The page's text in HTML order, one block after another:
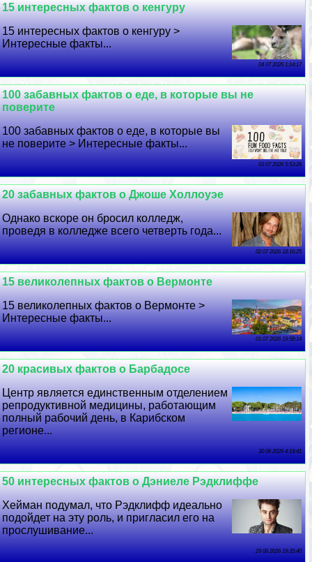
15 интересных фактов о кенгуру
15 интересных фактов о кенгуру >
Интересные факты...
04 07 2026 1:14:17
100 забавных фактов о еде, в которые вы не
поверите
100 забавных фактов о еде, в которые вы
не поверите > Интересные факты...
03 07 2026 5:53:26
20 забавных фактов о Джоше Холлоуэе
Однако вскоре он бросил колледж,
проведя в колледже всего четверть года...
02 07 2026 18:16:25
15 великолепных фактов о Вермонте
15 великолепных фактов о Вермонте >
Интересные факты...
01 07 2026 19:58:14
20 красивых фактов о Барбадосе
Центр является единственным отделением
репродуктивной медицины, работающим
полный рабочий день, в Карибском
регионе...
30 06 2026 4:19:41
50 интересных фактов о Дэниеле Рэдклиффе
Хейман подумал, что Рэдклифф идеально
подойдет на эту роль, и пригласил его на
прослушивание...
29 06 2026 19:35:40